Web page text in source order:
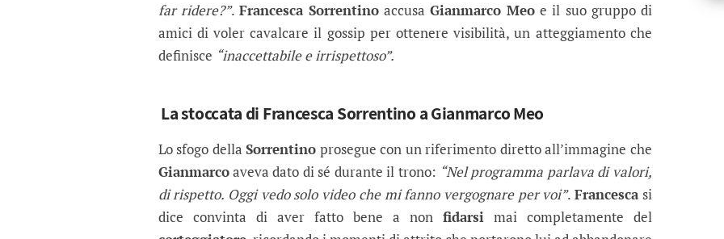
far ridere?”. Francesca SorrentinoaccusaGianmarco Meo e il suo gruppo di
amici di voler cavalcare il gossip per ottenere visibilità, un atteggiamento che
definisce “inaccettabile e irrispettoso”.
La stoccata di Francesca Sorrentino a Gianmarco Meo
Lo sfogo dellaSorrentino prosegue con un riferimento diretto all’immagine che
Gianmarcoaveva dato di sé durante il trono: “Nel programma parlava di valori,
di rispetto. Oggi vedo solo video che mi fanno vergognare per voi”.Francescasi
dice convinta di aver fatto bene a non fidarsimai completamente del